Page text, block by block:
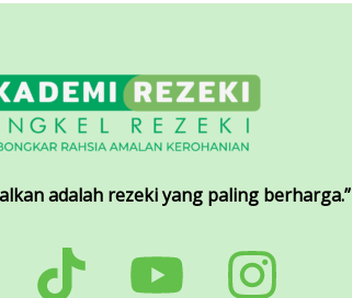
adalah rezeki yang paling berharga.”